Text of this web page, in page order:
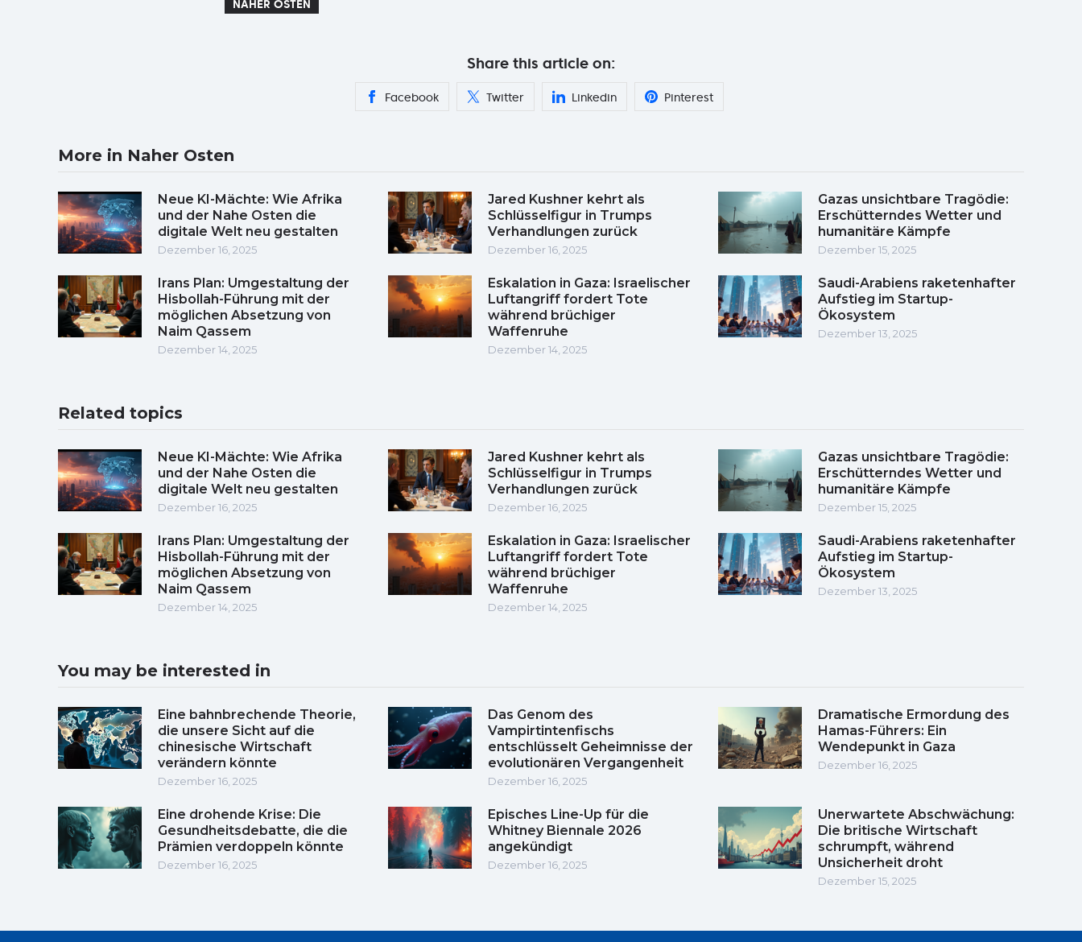
NAHER OSTEN
Share this article on:
Facebook Twitter Linkedin Pinterest
More in Naher Osten
Neue KI-Mächte: Wie Afrika
und der Nahe Osten die
digitale Welt neu gestalten
Dezember 16, 2025
Jared Kushner kehrt als
Schlüsselfigur in Trumps
Verhandlungen zurück
Dezember 16, 2025
Gazas unsichtbare Tragödie:
Erschütterndes Wetter und
humanitäre Kämpfe
Dezember 15, 2025
Irans Plan: Umgestaltung der
Hisbollah-Führung mit der
möglichen Absetzung von
Naim Qassem
Dezember 14, 2025
Eskalation in Gaza: Israelischer
Luftangriff fordert Tote
während brüchiger
Waffenruhe
Dezember 14, 2025
Saudi-Arabiens raketenhafter
Aufstieg im Startup-
Ökosystem
Dezember 13, 2025
Related topics
Neue KI-Mächte: Wie Afrika
und der Nahe Osten die
digitale Welt neu gestalten
Dezember 16, 2025
Jared Kushner kehrt als
Schlüsselfigur in Trumps
Verhandlungen zurück
Dezember 16, 2025
Gazas unsichtbare Tragödie:
Erschütterndes Wetter und
humanitäre Kämpfe
Dezember 15, 2025
Irans Plan: Umgestaltung der
Hisbollah-Führung mit der
möglichen Absetzung von
Naim Qassem
Dezember 14, 2025
Eskalation in Gaza: Israelischer
Luftangriff fordert Tote
während brüchiger
Waffenruhe
Dezember 14, 2025
Saudi-Arabiens raketenhafter
Aufstieg im Startup-
Ökosystem
Dezember 13, 2025
You may be interested in
Eine bahnbrechende Theorie,
die unsere Sicht auf die
chinesische Wirtschaft
verändern könnte
Dezember 16, 2025
Das Genom des
Vampirtintenfischs
entschlüsselt Geheimnisse der
evolutionären Vergangenheit
Dezember 16, 2025
Dramatische Ermordung des
Hamas-Führers: Ein
Wendepunkt in Gaza
Dezember 16, 2025
Eine drohende Krise: Die
Gesundheitsdebatte, die die
Prämien verdoppeln könnte
Dezember 16, 2025
Episches Line-Up für die
Whitney Biennale 2026
angekündigt
Dezember 16, 2025
Unerwartete Abschwächung:
Die britische Wirtschaft
schrumpft, während
Unsicherheit droht
Dezember 15, 2025